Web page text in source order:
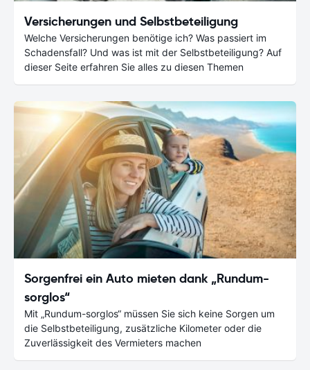
Versicherungen und Selbstbeteiligung
Welche Versicherungen benötige ich? Was passiert im
Schadensfall? Und was ist mit der Selbstbeteiligung? Auf
dieser Seite erfahren Sie alles zu diesen Themen
Sorgenfrei ein Auto mieten dank „Rundum-
sorglos“
Mit „Rundum-sorglos“ müssen Sie sich keine Sorgen um
die Selbstbeteiligung, zusätzliche Kilometer oder die
Zuverlässigkeit des Vermieters machen